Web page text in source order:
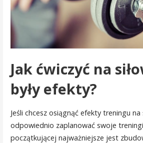
Jak ćwiczyć na
były efekty?
Jeśli chcesz osiągnąć efekty treningu na
odpowiednio zaplanować swoje
początkującej najważniejsze jest